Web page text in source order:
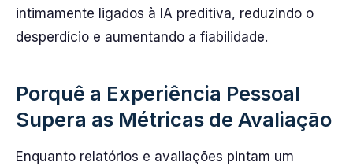
intimamente ligados à IA preditiva, reduzindo o
desperdício e aumentando a fiabilidade.
Porquê a Experiência Pessoal
Supera as Métricas de Avaliação
Enquanto relatórios e avaliações pintam um